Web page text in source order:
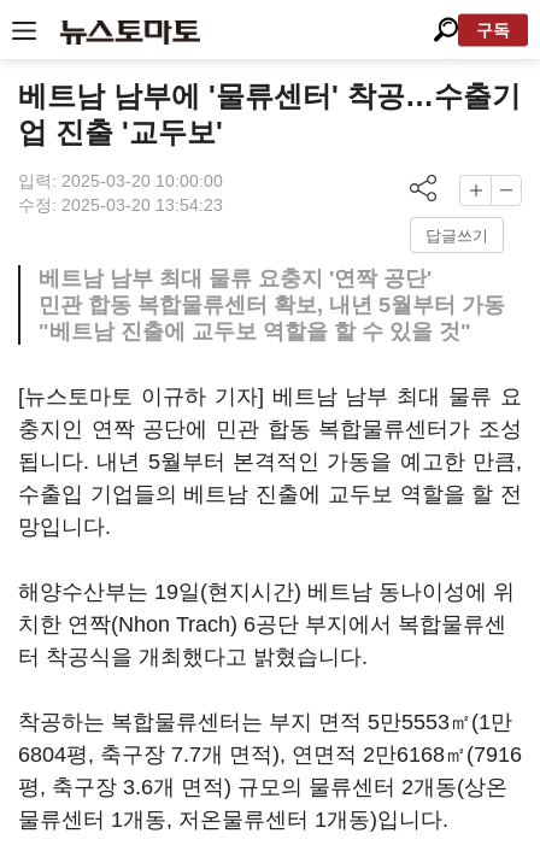
구독
베트남 남부에 '물류센터' 착공…수출기
업 진출 '교두보'
입력: 2025-03-20 10:00:00
수정: 2025-03-20 13:54:23
답글쓰기
베트남 남부 최대 물류 요충지 '연짝 공단'
민관 합동 복합물류센터 확보, 내년 5월부터 가동
"베트남 진출에 교두보 역할을 할 수 있을 것"
[뉴스토마토 이규하 기자] 베트남 남부 최대 물류 요
충지인 연짝 공단에 민관 합동 복합물류센터가 조성
됩니다. 내년 5월부터 본격적인 가동을 예고한 만큼,
수출입 기업들의 베트남 진출에 교두보 역할을 할 전
망입니다.
해양수산부는 19일(현지시간) 베트남 동나이성에 위
치한 연짝(Nhon Trach) 6공단 부지에서 복합물류센
터 착공식을 개최했다고 밝혔습니다.
착공하는 복합물류센터는 부지 면적 5만5553㎡(1만
6804평, 축구장 7.7개 면적), 연면적 2만6168㎡(7916
평, 축구장 3.6개 면적) 규모의 물류센터 2개동(상온
물류센터 1개동, 저온물류센터 1개동)입니다.